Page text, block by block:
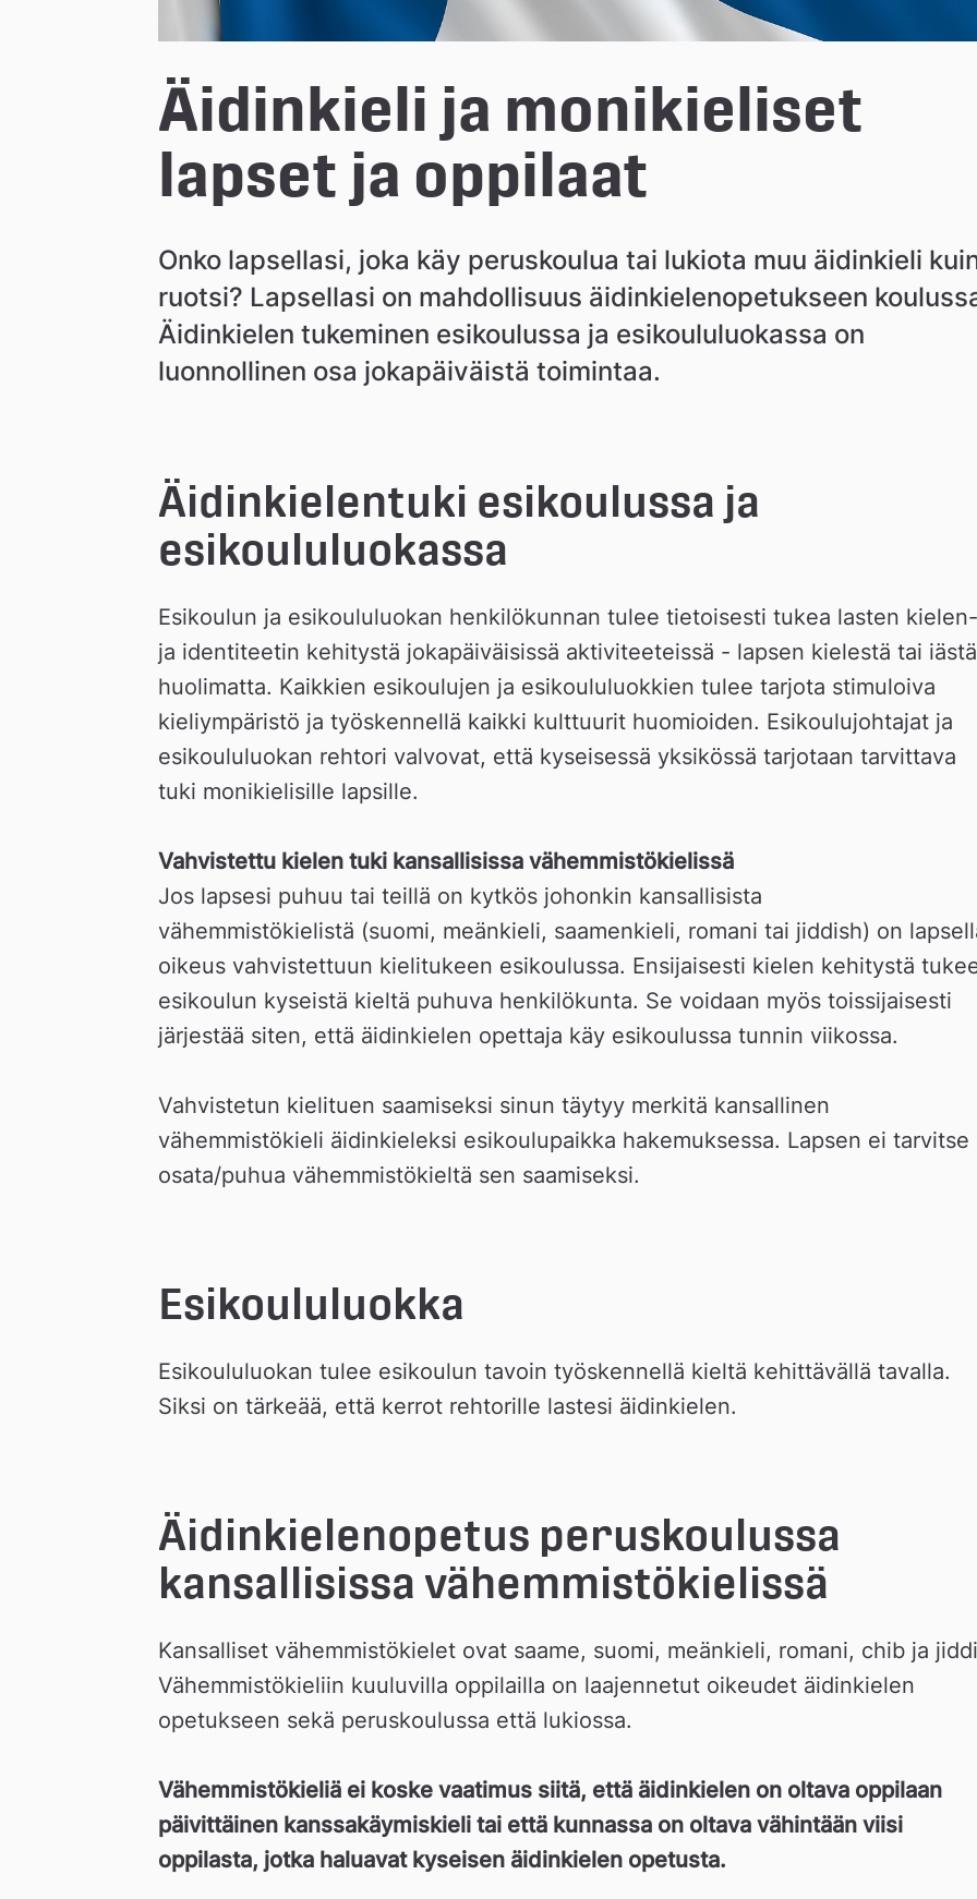
Äidinkieli ja monikieliset
lapset ja oppilaat
Onko lapsellasi, joka käy peruskoulua tai lukiota muu äidinkieli
ruotsi? Lapsellasi on mahdollisuus äidinkielenopetukseen
Äidinkielen tukeminen esikoulussa ja esikoululuokassa on
luonnollinen osa jokapäiväistä toimintaa.
Äidinkielentuki esikoulussa ja
esikoululuokassa
Esikoulun ja esikoululuokan henkilökunnan tulee tietoisesti tukea lasten kielen-
ja identiteetin kehitystä jokapäiväisissä aktiviteeteissä - lapsen kielestä tai iästä
huolimatta. Kaikkien esikoulujen ja esikoululuokkien tulee tarjota stimuloiva
kieliympäristö ja työskennellä kaikki kulttuurit huomioiden. Esikoulujohtajat ja
esikoululuokan rehtori valvovat, että kyseisessä yksikössä tarjotaan tarvittava
tuki monikielisille lapsille.
Vahvistettu kielen tuki kansallisissa vähemmistökielissä
Jos lapsesi puhuu tai teillä on kytkös johonkin kansallisista
vähemmistökielistä (suomi, meänkieli, saamenkieli, romani tai jiddish) on
oikeus vahvistettuun kielitukeen esikoulussa. Ensijaisesti kielen kehitystä
esikoulun kyseistä kieltä puhuva henkilökunta. Se voidaan myös toissijaisesti
järjestää siten, että äidinkielen opettaja käy esikoulussa tunnin viikossa.
Vahvistetun kielituen saamiseksi sinun täytyy merkitä kansallinen
vähemmistökieli äidinkieleksi esikoulupaikka hakemuksessa. Lapsen ei tarvitse
osata/puhua vähemmistökieltä sen saamiseksi.
Esikoululuokka
Esikoululuokan tulee esikoulun tavoin työskennellä kieltä kehittävällä tavalla.
Siksi on tärkeää, että kerrot rehtorille lastesi äidinkielen.
Äidinkielenopetus peruskoulussa
kansallisissa vähemmistökielissä
Kansalliset vähemmistökielet ovat saame, suomi, meänkieli, romani, chib ja
Vähemmistökieliin kuuluvilla oppilailla on laajennetut oikeudet äidinkielen
opetukseen sekä peruskoulussa että lukiossa.
Vähemmistökieliä ei koske vaatimus siitä, että äidinkielen on oltava oppilaan
päivittäinen kanssakäymiskieli tai että kunnassa on oltava vähintään viisi
oppilasta, jotka haluavat kyseisen äidinkielen opetusta.